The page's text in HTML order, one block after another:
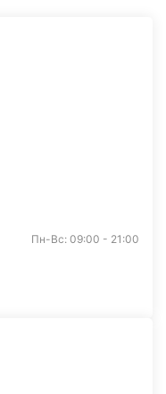
Пн-Вс: 09:00 - 21:00